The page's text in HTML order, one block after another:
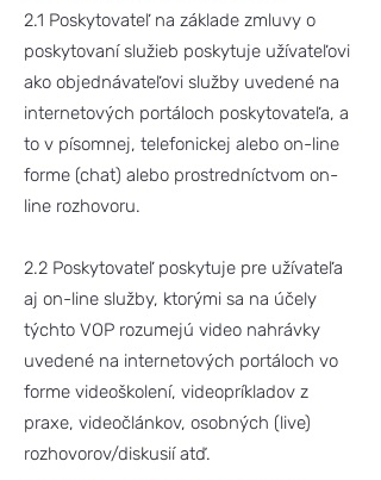
2.1 Poskytovateľ na základe zmluvy o
poskytovaní služieb poskytuje užívateľovi
ako objednávateľovi služby uvedené na
internetových portáloch poskytovateľa, a
to v písomnej, telefonickej alebo on-line
forme (chat) alebo prostredníctvom on-
line rozhovoru.
2.2 Poskytovateľ poskytuje pre užívateľa
aj on-line služby, ktorými sa na účely
týchto VOP rozumejú video nahrávky
uvedené na internetových portáloch vo
forme videoškolení, videopríkladov z
praxe, videočlánkov, osobných (live)
rozhovorov/diskusií atď.